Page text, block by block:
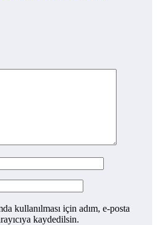
kullanılması için adım, e-posta
kaydedilsin.